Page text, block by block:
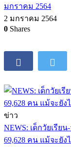
มกราคม 2564
2 มกราคม 2564
0 Shares
ข่าว
NEWS: เด็กวัยเรี
69,628 คน แม้จะยัง